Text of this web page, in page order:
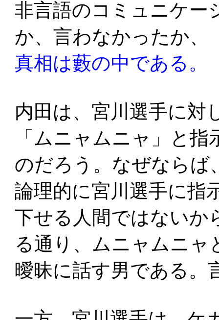
非言語のコミュニケー
か、言わなかったか、
真相は藪の中である。
内田は、宮川選手に対
「ムニャムニャ」と指
のだろう。なぜならば
論理的に宮川選手に指
下せる人間ではないか
る通り、ムニャムニャ
曖昧に話す男である。